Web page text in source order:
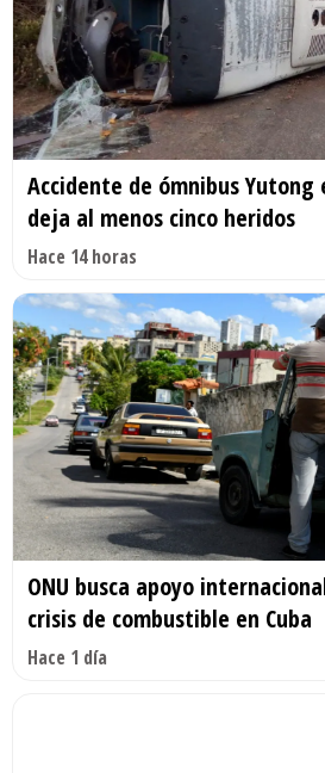
Accidente de ómnibus Yutong
deja al menos cinco heridos
Hace 14 horas
ONU busca apoyo
crisis de combustible en Cuba
Hace 1 día